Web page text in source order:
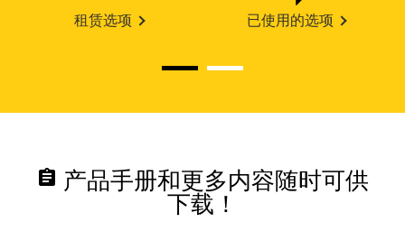
租赁选项 已使用的选项
assignment 产品手册和更多内容随时可供
下载！